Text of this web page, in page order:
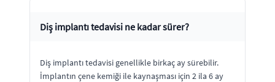
Diş implantı tedavisi ne kadar sürer?
Diş implantı tedavisi genellikle birkaç ay sürebilir.
İmplantın çene kemiği ile kaynaşması için 2 ila 6 ay